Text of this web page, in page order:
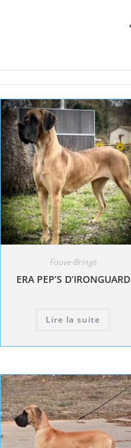
Fauve-Bringé
ERA PEP’S D’IRONGUARD
Lire la suite